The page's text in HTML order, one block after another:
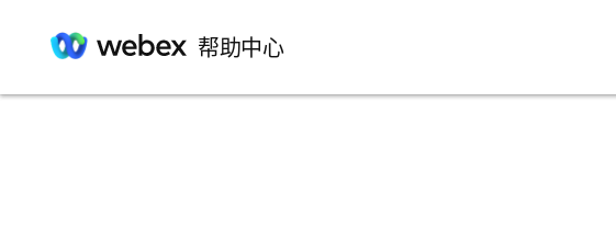
帮助中心